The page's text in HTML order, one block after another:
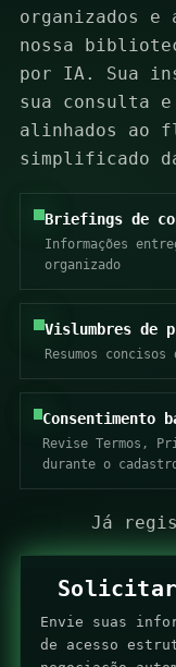
organizados e
nossa
por IA. Sua
sua consulta
alinhados ao
simplificado
Briefings de
Informações
organizado
Vislumbres de
Resumos
Consentimento
Revise Termos,
durante o
Já
Solicitar
Envie suas
de acesso